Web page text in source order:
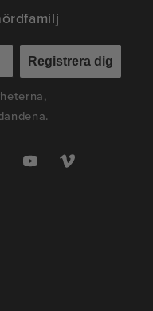
Registrera dig
YouTubeVimeo